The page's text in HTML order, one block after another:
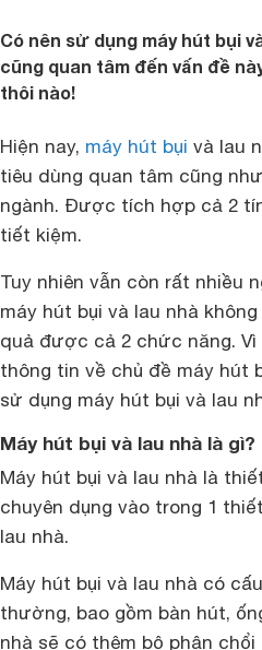
Có nên sử dụng máy hút bụi
cũng quan tâm đến vấn đề
thôi nào!
Hiện nay, máy hút bụi và lau
tiêu dùng quan tâm cũng
ngành. Được tích hợp cả 2
tiết kiệm.
Tuy nhiên vẫn còn rất nhiều
máy hút bụi và lau nhà
quả được cả 2 chức năng.
thông tin về chủ đề máy hút
sử dụng máy hút bụi và lau
Máy hút bụi và lau nhà là gì?
Máy hút bụi và lau nhà là
chuyên dụng vào trong 1
lau nhà.
Máy hút bụi và lau nhà có
thường, bao gồm bàn hút,
nhà sẽ có thêm bộ phận